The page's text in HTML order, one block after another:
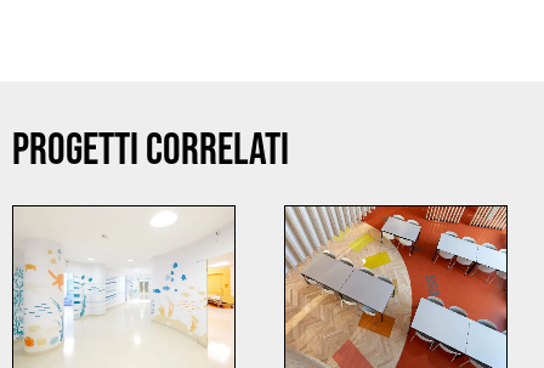
PROGETTI CORRELATI